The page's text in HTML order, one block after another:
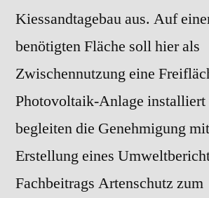
Kiessandtagebau aus. Auf
benötigten Fläche soll hier als
Zwischennutzung eine
Photovoltaik-Anlage
begleiten die Genehmigung
Erstellung eines
Fachbeitrags Artenschutz zum